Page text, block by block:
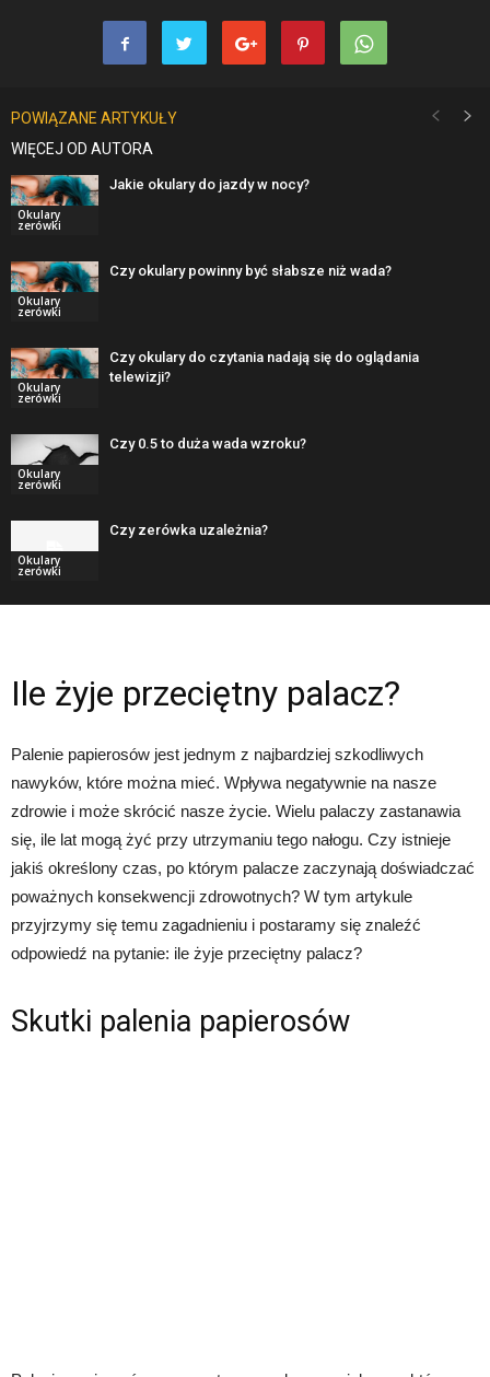
POWIĄZANE ARTYKUŁY
WIĘCEJ OD AUTORA
Okulary
zerówki
Jakie okulary do jazdy w nocy?
Okulary
zerówki
Czy okulary powinny być słabsze niż wada?
Okulary
zerówki
Czy okulary do czytania nadają się do oglądania
telewizji?
Okulary
zerówki
Czy 0.5 to duża wada wzroku?
Okulary
zerówki
Czy zerówka uzależnia?
Ile żyje przeciętny palacz?
Palenie papierosów jest jednym z najbardziej szkodliwych
nawyków, które można mieć. Wpływa negatywnie na nasze
zdrowie i może skrócić nasze życie. Wielu palaczy zastanawia
się, ile lat mogą żyć przy utrzymaniu tego nałogu. Czy istnieje
jakiś określony czas, po którym palacze zaczynają doświadczać
poważnych konsekwencji zdrowotnych? W tym artykule
przyjrzymy się temu zagadnieniu i postaramy się znaleźć
odpowiedź na pytanie: ile żyje przeciętny palacz?
Skutki palenia papierosów